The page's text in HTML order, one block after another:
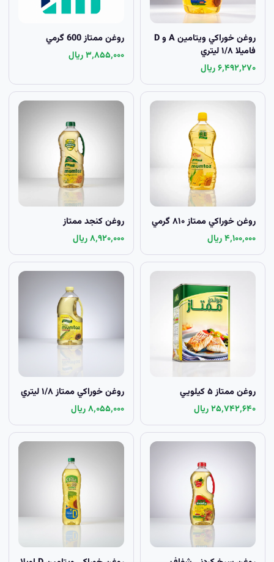
روغن خوراکي ويتامين A و D
فاميلا ۱/۸ ليتري
۶٬۴۹۲٬۲۷۰ ریال
روغن ممتاز 600 گرمي
۳٬۸۵۵٬۰۰۰ ریال
روغن خوراکي ممتاز ۸۱۰ گرمي
۴٬۱۰۰٬۰۰۰ ریال
روغن کنجد ممتاز
۸٬۹۲۰٬۰۰۰ ریال
روغن ممتاز ۵ کيلويي
۲۵٬۷۴۲٬۶۴۰ ریال
روغن خوراکي ممتاز ۱/۸ ليتري
۸٬۰۵۵٬۰۰۰ ریال